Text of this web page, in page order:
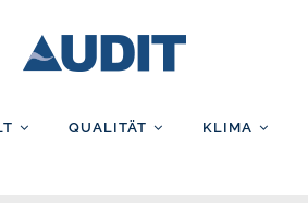
GmbH
QUALITÄT KLIMA